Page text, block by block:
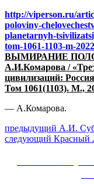
http://viperson.ru/
poloviny-
planetarnyh-
tom-1061-1103-m-2022
ВЫМИРАНИЕ
А.И.Комарова /
цивилизаций:
Том 1061(1103). М.,
— А.Комарова.
Навигация
по
записям
предыдущий
пост:
А.И.
следующий Красный